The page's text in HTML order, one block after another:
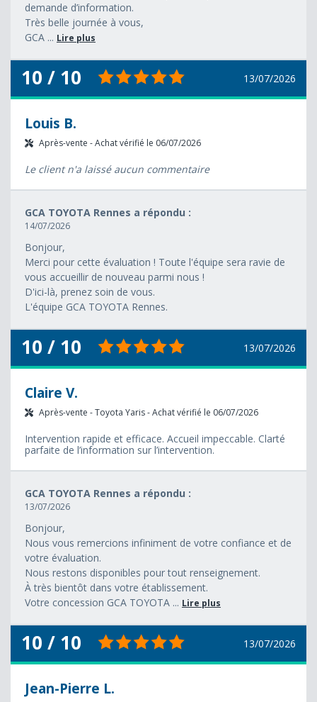
demande d’information.
Très belle journée à vous,
GCA ... Lire plus
10 / 10 13/07/2026
Louis B.
Après-vente - Achat vérifié le 06/07/2026
Le client n'a laissé aucun commentaire
GCA TOYOTA Rennes a répondu :
14/07/2026
Bonjour,
Merci pour cette évaluation ! Toute l'équipe sera ravie de
vous accueillir de nouveau parmi nous !
D'ici-là, prenez soin de vous.
L'équipe GCA TOYOTA Rennes.
10 / 10 13/07/2026
Claire V.
Après-vente - Toyota Yaris - Achat vérifié le 06/07/2026
Intervention rapide et efficace. Accueil impeccable. Clarté
parfaite de l’information sur l’intervention.
GCA TOYOTA Rennes a répondu :
13/07/2026
Bonjour,
Nous vous remercions infiniment de votre confiance et de
votre évaluation.
Nous restons disponibles pour tout renseignement.
À très bientôt dans votre établissement.
Votre concession GCA TOYOTA ... Lire plus
10 / 10 13/07/2026
Jean-Pierre L.